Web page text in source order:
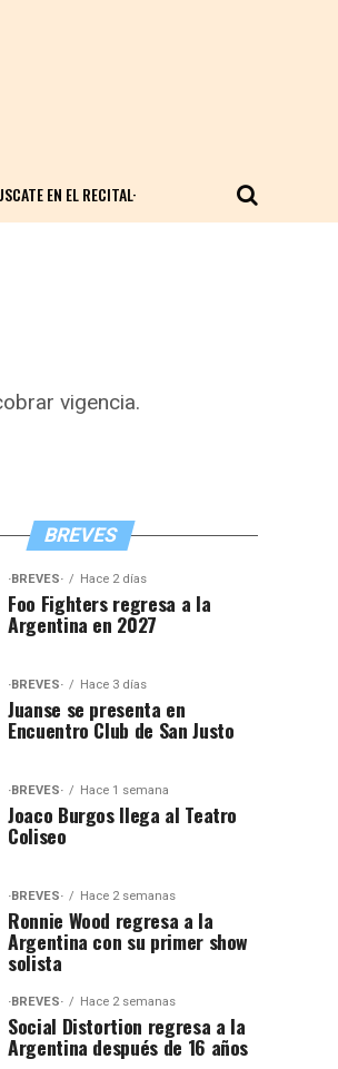
EN EL RECITAL·
vigencia.
BREVES
·BREVES· Hace 2 días
Foo Fighters regresa a la
Argentina en 2027
·BREVES· Hace 3 días
Juanse se presenta en
Encuentro Club de San Justo
·BREVES· Hace 1 semana
Joaco Burgos llega al Teatro
Coliseo
·BREVES· Hace 2 semanas
Ronnie Wood regresa a la
Argentina con su primer show
solista
·BREVES· Hace 2 semanas
Social Distortion regresa a la
Argentina después de 16 años